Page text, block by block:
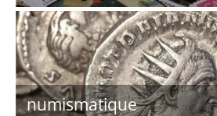
numismatique